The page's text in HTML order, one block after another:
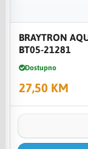
BRAYTRON
BT05-21281
Dostupno
27,50 KM